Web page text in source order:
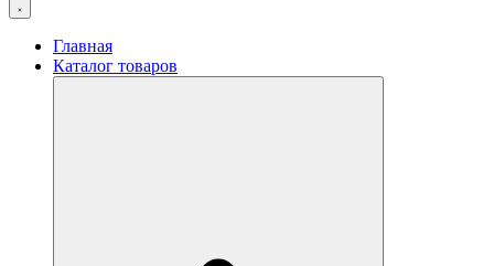
Главная
Каталог товаров